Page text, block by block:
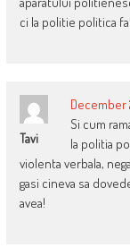
ci la politie politica
Tavi
December
Si cum
la politia
violenta verbala,
gasi cineva sa
avea!